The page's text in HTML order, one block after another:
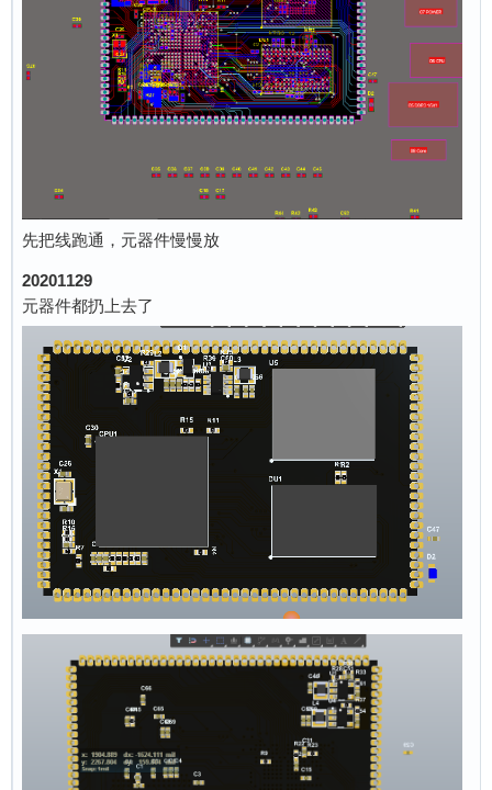
先把线跑通，元器件慢慢放
20201129
元器件都扔上去了